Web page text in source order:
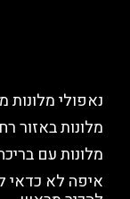
נאפולי מלונות
מלונות באזור
מלונות עם
איפה לא כדאי